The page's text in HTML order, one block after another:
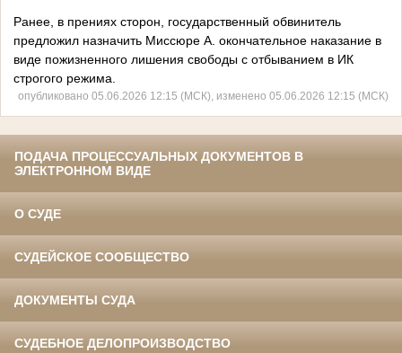
Ранее, в прениях сторон, государственный обвинитель
предложил назначить Миссюре А. окончательное наказание в
виде пожизненного лишения свободы с отбыванием в ИК
строгого режима.
опубликовано 05.06.2026 12:15 (МСК), изменено 05.06.2026 12:15 (МСК)
ПОДАЧА ПРОЦЕССУАЛЬНЫХ ДОКУМЕНТОВ В
ЭЛЕКТРОННОМ ВИДЕ
О СУДЕ
СУДЕЙСКОЕ СООБЩЕСТВО
ДОКУМЕНТЫ СУДА
СУДЕБНОЕ ДЕЛОПРОИЗВОДСТВО